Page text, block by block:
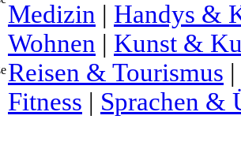
Medizin | Handys &
Wohnen | Kunst &
Reisen & Tourismus |
Fitness | Sprachen &